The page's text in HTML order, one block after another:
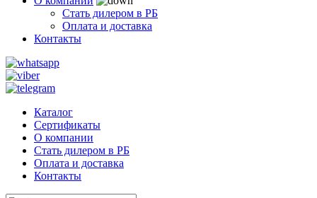
Стать дилером в РБ
Оплата и доставка
Контакты
Каталог
Сертификаты
О компании
Стать дилером в РБ
Оплата и доставка
Контакты